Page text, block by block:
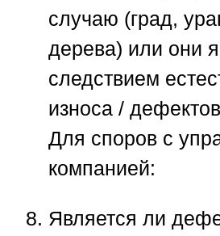
случаю (град,
дерева) или они
следствием
износа /
Для споров с
компанией:
Является ли